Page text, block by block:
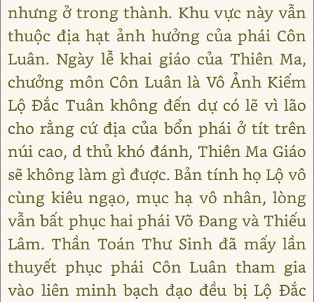
nhưng ở trong thành. Khu vực này vẫn
thuộc địa hạt ảnh hưởng của phái Côn
Luân. Ngày lễ khai giáo của Thiên Ma,
chưởng môn Côn Luân là Vô Ảnh Kiếm
Lộ Đắc Tuân không đến dự có lẽ vì lão
cho rằng cứ địa của bổn phái ở tít trên
núi cao, d thủ khó đánh, Thiên Ma Giáo
sẽ không làm gì được. Bản tính họ Lộ vô
cùng kiêu ngạo, mục hạ vô nhân, lòng
vẫn bất phục hai phái Võ Đang và Thiếu
Lâm. Thần Toán Thư Sinh đã mấy lần
thuyết phục phái Côn Luân tham gia
vào liên minh bạch đạo đều bị Lộ Đắc